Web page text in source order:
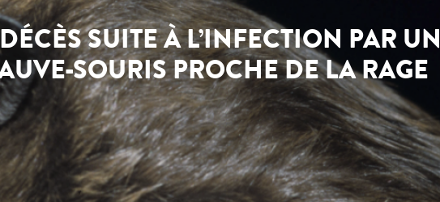
SUITE À L’INFECTION PAR UN
SOURIS PROCHE DE LA RAGE